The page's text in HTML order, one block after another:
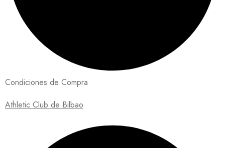
Condiciones de Compra
Athletic Club de Bilbao